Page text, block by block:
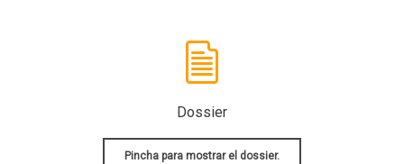
Dossier
Pincha para mostrar el dossier.